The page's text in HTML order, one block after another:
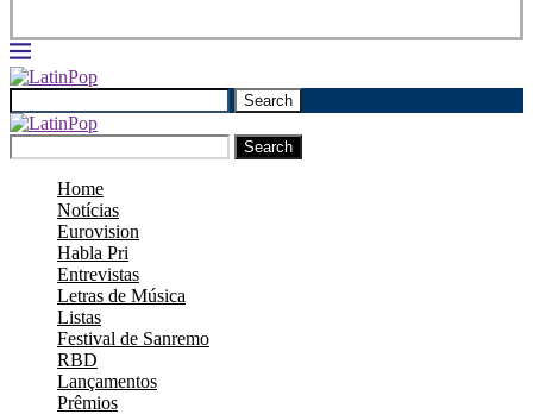
Search
Search
Home
Notícias
Eurovision
Habla Pri
Entrevistas
Letras de Música
Listas
Festival de Sanremo
RBD
Lançamentos
Prêmios